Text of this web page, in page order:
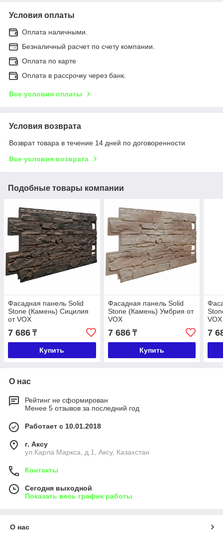
Условия оплаты
Оплата наличными.
Безналичный расчет по счету компании.
Оплата по карте
Оплата в рассрочку через банк.
Все условия оплаты
Условия возврата
Возврат товара в течение 14 дней по договоренности
Все условия возврата
Подобные товары компании
Фасадная панель Solid
Stone (Камень) Сицилия
от VOX
7 686 ₸
Купить
Фасадная панель Solid
Stone (Камень) Умбрия от
VOX
7 686₸
Купить
VOX
7
О нас
Рейтинг не сформирован
Менее 5 отзывов за последний год
Работает с 10.01.2018
г. Аксу
ул.Карла Маркса, д.1, Аксу, Казахстан
Контакты
Сегодня выходной
Показать весь график работы
О нас